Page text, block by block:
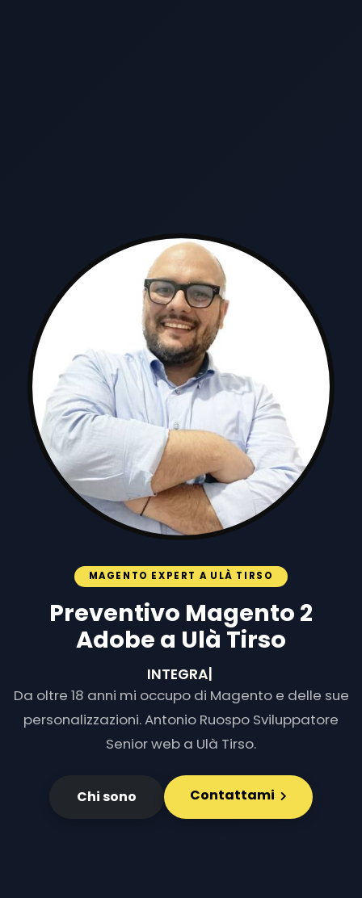
MAGENTO EXPERT A ULÀ TIRSO
Preventivo Magento 2
Adobe a Ulà Tirso
INTEGRAZIONI E
Da oltre 18 anni mi occupo di Magento e delle sue
personalizzazioni. Antonio Ruospo Sviluppatore
Senior web a Ulà Tirso.
Chi sono Contattami